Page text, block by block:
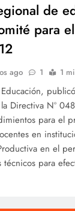
de
para
ago 1 1
Directiva Nº
para el
en
en el
técnicos para